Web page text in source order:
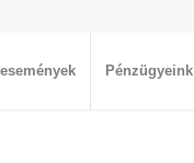
Pénzügyeink